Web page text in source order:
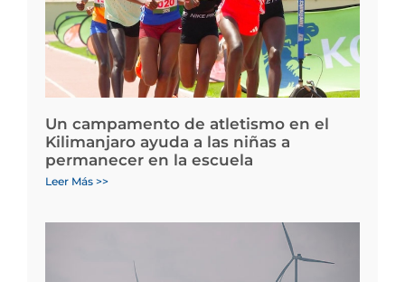
Un campamento de atletismo en el
Kilimanjaro ayuda a las niñas a
permanecer en la escuela
Leer Más >>